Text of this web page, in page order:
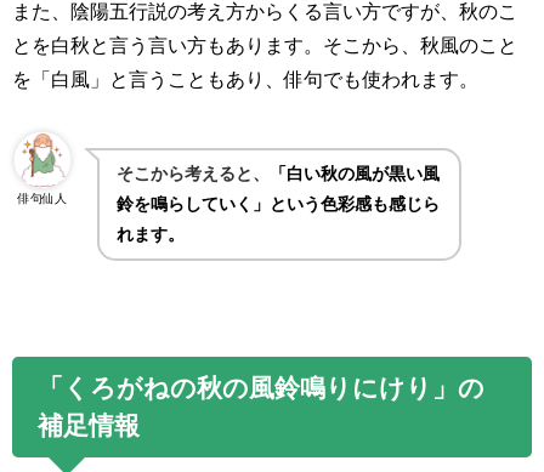
また、陰陽五行説の考え方からくる言い方ですが、秋のこ
とを白秋と言う言い方もあります。そこから、秋風のこと
を「白風」と言うこともあり、俳句でも使われます。
俳句仙人
そこから考えると、
「白い秋の風が黒い風
鈴を鳴らしていく」という色彩感も感じら
れます。
「くろがねの秋の風鈴鳴りにけり」の
補足情報